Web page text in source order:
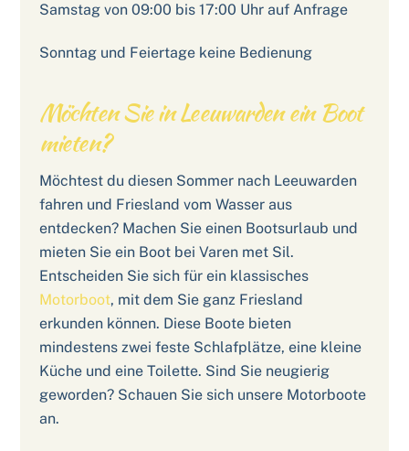
Samstag von 09:00 bis 17:00 Uhr auf Anfrage
Sonntag und Feiertage keine Bedienung
Möchten Sie in Leeuwarden ein Boot
mieten?
Möchtest du diesen Sommer nach Leeuwarden
fahren und Friesland vom Wasser aus
entdecken? Machen Sie einen Bootsurlaub und
mieten Sie ein Boot bei Varen met Sil.
Entscheiden Sie sich für ein klassisches
Motorboot, mit dem Sie ganz Friesland
erkunden können. Diese Boote bieten
mindestens zwei feste Schlafplätze, eine kleine
Küche und eine Toilette. Sind Sie neugierig
geworden? Schauen Sie sich unsere Motorboote
an.